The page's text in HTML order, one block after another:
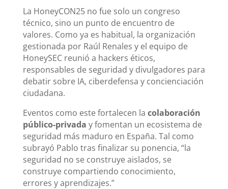
La HoneyCON25 no fue solo un congreso
técnico, sino un punto de encuentro de
valores. Como ya es habitual, la organización
gestionada por Raúl Renales y el equipo de
HoneySEC reunió a hackers éticos,
responsables de seguridad y divulgadores para
debatir sobre IA, ciberdefensa y concienciación
ciudadana.
Eventos como este fortalecen la colaboración
público-privada y fomentan un ecosistema de
seguridad más maduro en España. Tal como
subrayó Pablo tras finalizar su ponencia, “la
seguridad no se construye aislados, se
construye compartiendo conocimiento,
errores y aprendizajes.”